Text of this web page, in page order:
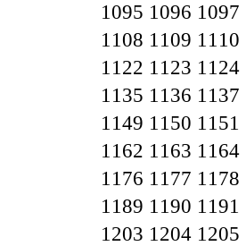
1095 1096 1097
1108 1109 1110
1122 1123 1124
1135 1136 1137
1149 1150 1151
1162 1163 1164
1176 1177 1178
1189 1190 1191
1203 1204 1205